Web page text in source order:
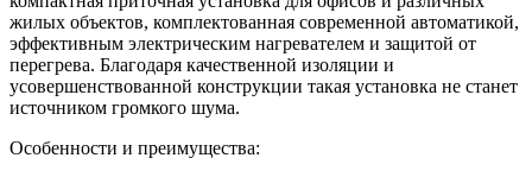
жилых объектов, комплектованная современной автоматикой,
эффективным электрическим нагревателем и защитой от
перегрева. Благодаря качественной изоляции и
усовершенствованной конструкции такая установка не станет
источником громкого шума.
Особенности и преимущества: